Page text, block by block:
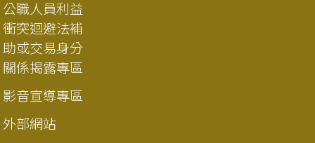
公職人員利益
衝突迴避法補
助或交易身分
關係揭露專區
影音宣導專區
外部網站